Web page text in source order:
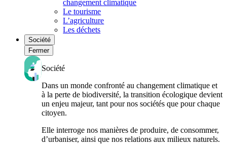
changement climatique
Le tourisme
L’agriculture
Les déchets
Société
Fermer
Société
Dans un monde confronté au changement climatique et
à la perte de biodiversité, la transition écologique devient
un enjeu majeur, tant pour nos sociétés que pour chaque
citoyen.
Elle interroge nos manières de produire, de consommer,
d’urbaniser, ainsi que nos relations aux milieux naturels.